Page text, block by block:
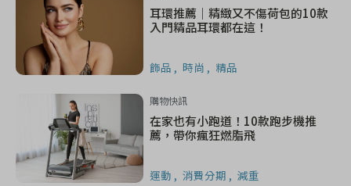
耳環推薦｜精緻又不傷荷包的10款
入門精品耳環都在這！
飾品 時尚 精品
購物快訊
在家也有小跑道！10款跑步機推
薦，帶你瘋狂燃脂飛
運動 消費分期 減重